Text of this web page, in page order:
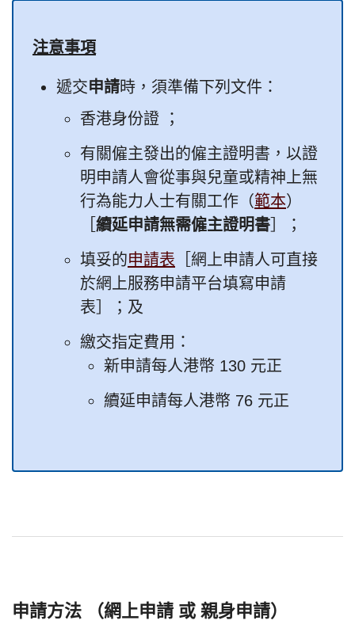
注意事項
遞交申請時，須準備下列文件：
香港身份證 ；
有關僱主發出的僱主證明書，以證
明申請人會從事與兒童或精神上無
行為能力人士有關工作（範本）
續延申請無需僱主證明書 ］；
填妥的申請表 ［網上申請人可直接
於網上服務申請平台填寫申請
表］；及
繳交指定費用：
新申請每人港幣 130 元正
續延申請每人港幣 76 元正
申請方法 （網上申請 或 親身申請）